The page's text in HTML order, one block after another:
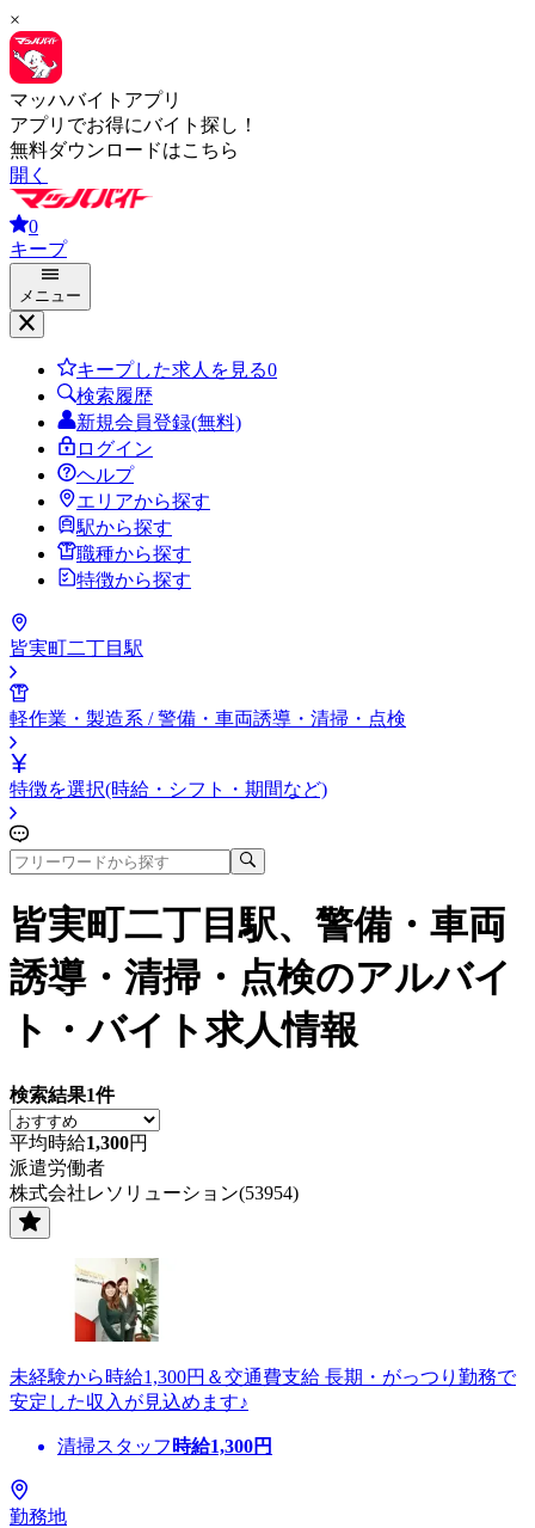
×
マッハバイトアプリ
アプリでお得にバイト探し！
無料ダウンロードはこちら
開く
0
キープ
メニュー
キープした求人を見る0
検索履歴
新規会員登録(無料)
ログイン
ヘルプ
エリアから探す
駅から探す
職種から探す
特徴から探す
皆実町二丁目駅
軽作業・製造系 / 警備・車両誘導・清掃・点検
特徴を選択(時給・シフト・期間など)
皆実町二丁目駅、警備・車両
誘導・清掃・点検のアルバイ
ト・バイト求人情報
検索結果1件
平均時給1,300円
派遣労働者
株式会社レソリューション(53954)
未経験から時給1,300円＆交通費支給 長期・がっつり勤務で
安定した収入が見込めます♪
清掃スタッフ 時給1,300円
勤務地